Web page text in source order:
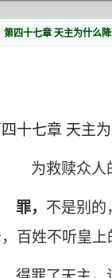
第四十七章 天主为什么
十七章 天主
为救赎众人
罪， 不是别的
百姓不听皇